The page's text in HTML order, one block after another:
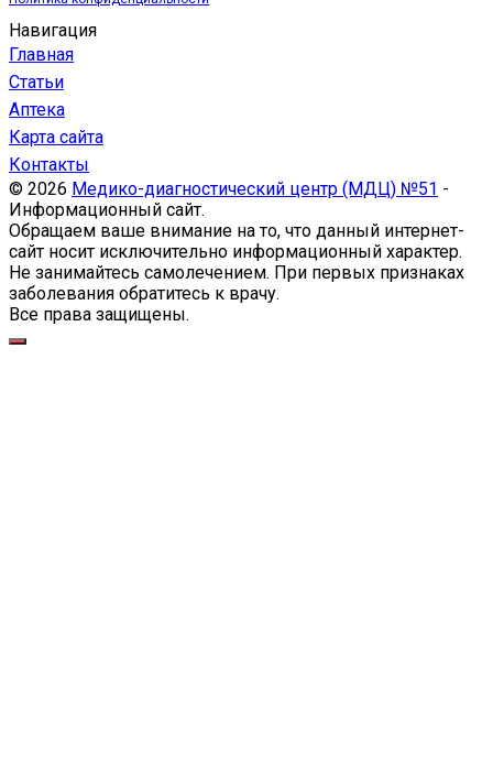
Навигация
Главная
Статьи
Аптека
Карта сайта
Контакты
© 2026 Медико-диагностический центр (МДЦ) №51 -
Информационный сайт.
Обращаем ваше внимание на то, что данный интернет-
сайт носит исключительно информационный характер.
Не занимайтесь самолечением. При первых признаках
заболевания обратитесь к врачу.
Все права защищены.